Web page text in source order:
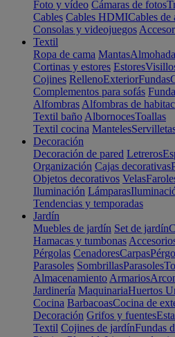
Foto y vídeo Cámaras de fotos
Cables Cables HDMICables de
Consolas y videojuegos
Textil
Ropa de cama Mantas
Cortinas y estores Estores
Cojines RellenoExteriorFundas
Complementos para sofás
Alfombras Alfombras de
Textil baño AlbornocesToallas
Textil cocina Manteles
Decoración
Decoración de pared Letreros
Organización Cajas decorativas
Objetos decorativos Velas
Iluminación Lámparas
Tendencias y temporadas
Jardín
Muebles de jardín Set de jardín
Hamacas y tumbonas
Pérgolas CenadoresCarpas
Parasoles SombrillasParasoles
Almacenamiento Armarios
Jardinería MaquinariaHuertos
Cocina BarbacoasCocina de
Decoración Grifos y fuentes
Textil Cojines de jardínFundas